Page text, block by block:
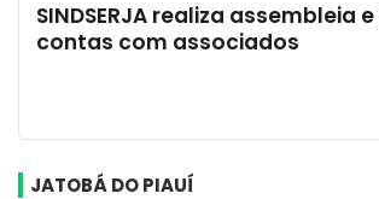
SINDSERJA realiza assembleia
contas com associados
JATOBÁ DO PIAUÍ